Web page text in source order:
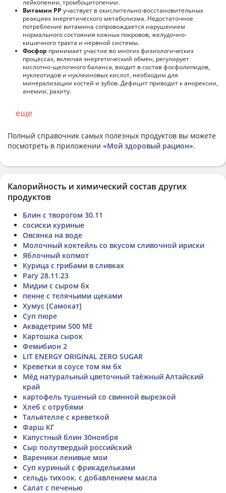
лейкопении, тромбоцитопении.
Витамин РР участвует в окислительно-восстановительных
реакциях энергетического метаболизма. Недостаточное
потребление витамина сопровождается нарушением
нормального состояния кожных покровов, желудочно-
кишечного тракта и нервной системы.
Фосфор принимает участие во многих физиологических
процессах, включая энергетический обмен, регулирует
кислотно-щелочного баланса, входит в состав фосфолипидов,
нуклеотидов и нуклеиновых кислот, необходим для
минерализации костей и зубов. Дефицит приводит к анорексии,
анемии, рахиту.
еще
Полный справочник самых полезных продуктов вы можете
посмотреть в приложении «Мой здоровый рацион».
Калорийность и химический состав других
продуктов
Блин с творогом 30.11
сосиски куриные
Овсянка на воде
Молочный коктейль со вкусом сливочной ириски
Яблочный копмот
Курица с грибами в сливках
Рагу 28.11.23
Мидии с сыром бх
пенне с телячьими щеками
Хумус [Самокат]
Суп пюре
Аквадетрим 500 МЕ
Картошка сырок
Фемибион 2
LIT ENERGY ORIGINAL ZERO SUGAR
Креветки в соусе том ям бх
Мёд натуральный цветочный таёжный Алтайский
край
картофель тушеный со свинной вырезкой
Хлеб с отрубями
Тальятелле с креветкой
Фарш КГ
Капустный блин 30ноября
Сыр полутвердый российский
Вареники ленивые мои
Суп куриный с фрикадельками
сельдь тихоок. с добавлением масла
Салат с печенью